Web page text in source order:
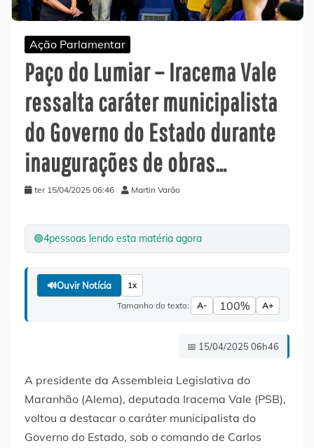
Ação Parlamentar
Paço do Lumiar – Iracema Vale
ressalta caráter municipalista
do Governo do Estado durante
inaugurações de obras…
ter 15/04/2025 06:46 Martin Varão
🟢4pessoas lendo esta matéria agora
🔊Ouvir Notícia 1x
Tamanho do texto: A- 100% A+
📅 15/04/2025 06h46
A presidente da Assembleia Legislativa do
Maranhão (Alema), deputada Iracema Vale (PSB),
voltou a destacar o caráter municipalista do
Governo do Estado, sob o comando de Carlos